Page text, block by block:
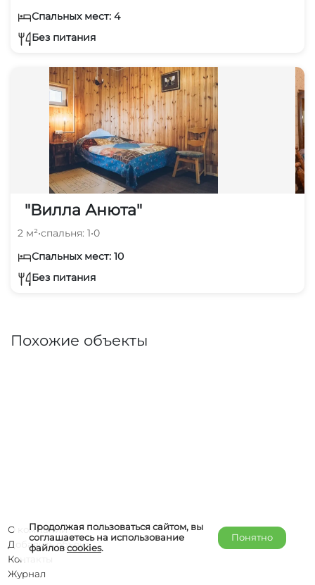
Спальных мест: 4
Без питания
"Вилла Анюта"
2 м²•спальня: 1•0
Спальных мест: 10
Без питания
Похожие объекты
Продолжая пользоваться сайтом, вы
соглашаетесь на использование
файловcookies.
Понятно
О компании
Добавить объект
Контакты
Журнал